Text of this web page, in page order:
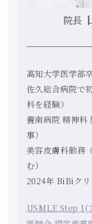
院長
高知大学医学部
佐久総合病院で
科を経験）
養南病院 精神科
事）
美容皮膚科勤務
む）
2024年 BiBiクリ
USMLE Step 1(